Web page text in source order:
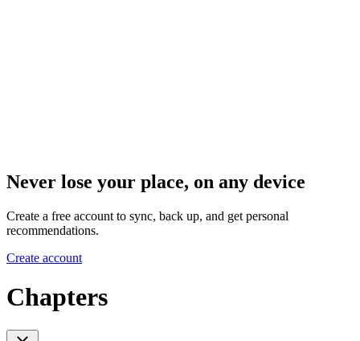
Never lose your place, on any device
Create a free account to sync, back up, and get personal
recommendations.
Create account
Chapters